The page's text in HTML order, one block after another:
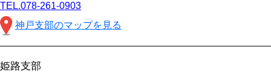
TEL.078-261-0903
神戸支部のマップを見る
姫路支部